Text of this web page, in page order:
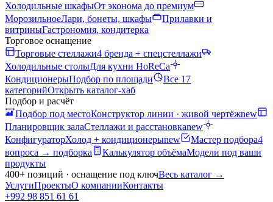
Холодильные шкафыОт эконома до премиум
МорозильноеЛари, бонеты, шкафы
Прилавки и
витриныГастрономия, кондитерка
Торговое оснащение
Торговые стеллажи4 бренда + спецстеллажи
Холодильные столыДля кухни HoReCa
КондиционерыПодбор по площади
Все 17
категорийОткрыть каталог-хаб
Подбор и расчёт
Подбор под местоКонструктор линии · живой чертёжnew
Планировщик залаСтеллажи и расстановкаnew
КонфигураторХолод + кондиционерыnew Мастер подбора4
вопроса → подборка
Калькулятор объёмаМодели под ваши
продукты
400+ позиций · оснащение под ключВесь каталог →
УслугиПроектыО компанииКонтакты
+992 98 851 61 61